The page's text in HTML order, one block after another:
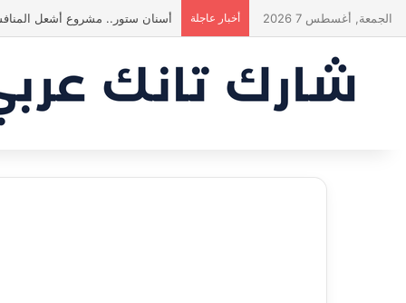
الجمعة, أغسطس 7 2026 أخبار عاجلة أسنان ستور.. مشروع أشعل